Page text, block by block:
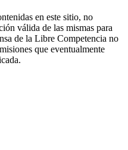
en este sitio, no
válida de las mismas para
de la Libre Competencia no
que eventualmente